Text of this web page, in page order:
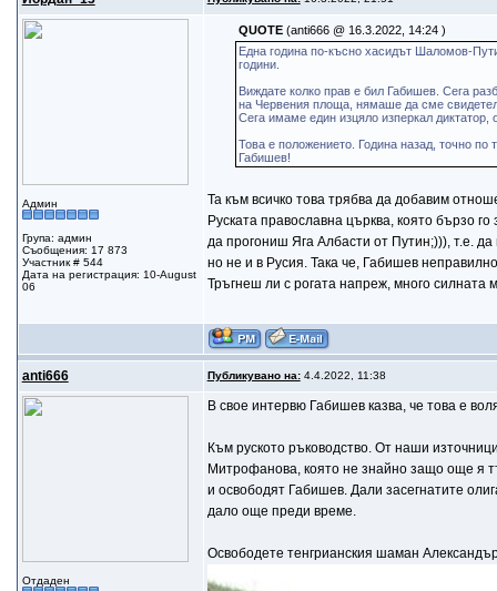
Админ
Група: админ
Съобщения: 17 873
Участник # 544
Дата на регистрация: 10-August
06
QUOTE(anti666 @ 16.3.2022, 14:24 )
Една година по-късно хасидът Шаломов-
години.
Виждате колко прав е бил Габишев. Сега
на Червения площа, нямаше да сме
Сега имаме един изцяло изперкал диктатор,
Това е положението. Година назад, точно
Габишев!
Та към всичко това трябва да добавим
Руската православна църква, която бързо
да прогониш Яга Албасти от Путин;))), т.е.
но не и в Русия. Така че, Габишев
Тръгнеш ли с рогата напреж, много
anti666 Публикувано на:4.4.2022, 11:38
Отдаден
В свое интервю Габишев казва, че това е
Към руското ръководство. От наши
Митрофанова, която не знайно защо още я
и освободят Габишев. Дали засегнатите
дало още преди време.
Освободете тенгрианския шаман